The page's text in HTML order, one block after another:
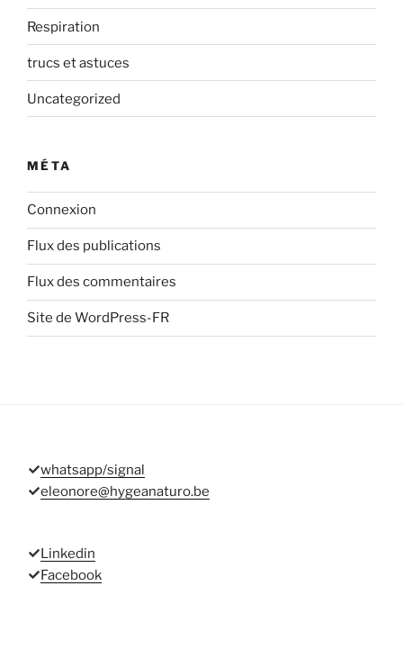
Respiration
trucs et astuces
Uncategorized
MÉTA
Connexion
Flux des publications
Flux des commentaires
Site de WordPress-FR
whatsapp/signal
eleonore@hygeanaturo.be
Linkedin
Facebook